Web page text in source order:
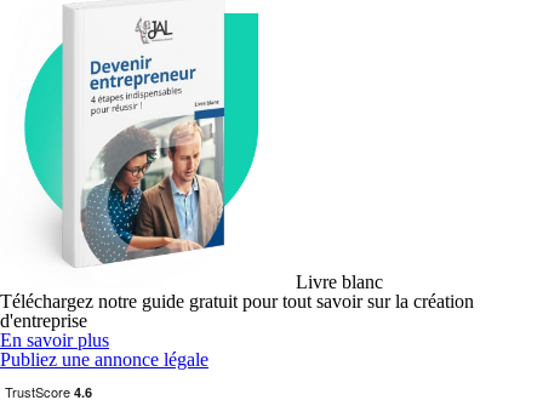
Livre blanc
Téléchargez notre guide gratuit pour tout savoir sur la création
d'entreprise
En savoir plus
Publiez une annonce légale